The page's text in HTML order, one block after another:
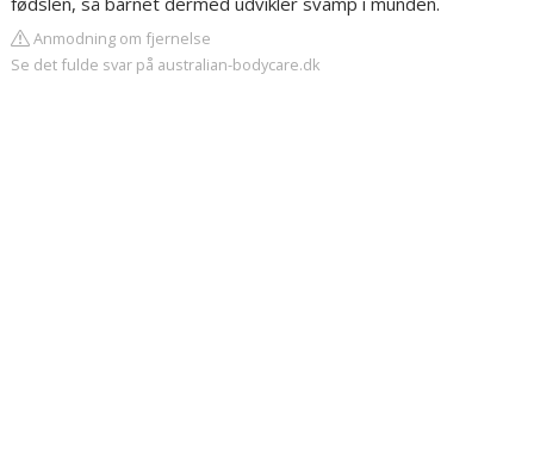
Anmodning om fjernelse
Se det fulde svar på australian-bodycare.dk